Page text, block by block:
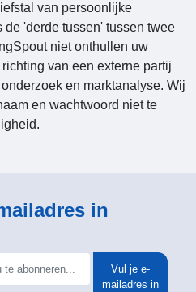
van persoonlijke
'derde tussen' tussen twee
niet onthullen uw
van een externe partij
en marktanalyse. Wij
en wachtwoord niet te
in
Vul je e-
mailadres in